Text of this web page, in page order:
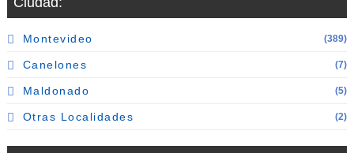
Montevideo (389)
Canelones (7)
Maldonado (5)
Otras Localidades (2)